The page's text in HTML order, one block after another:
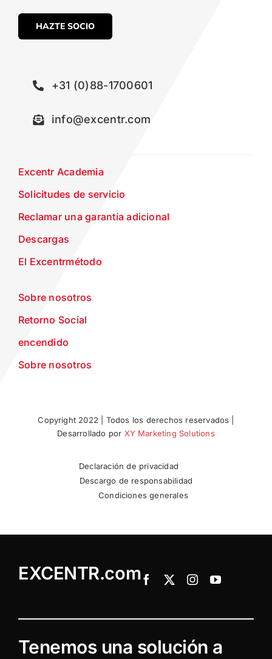
HAZTE SOCIO
+31 (0)88-1700601
info@excentr.com
Excentr Academia
Solicitudes de servicio
Reclamar una garantía adicional
Descargas
El Excentrmétodo
Sobre nosotros
Retorno Social
encendido
Sobre nosotros
Copyright 2022 | Todos los derechos reservados |
Desarrollado por XY Marketing Solutions
Declaración de privacidad
Descargo de responsabilidad
Condiciones generales
EXCENTR.com
Tenemos una solución a